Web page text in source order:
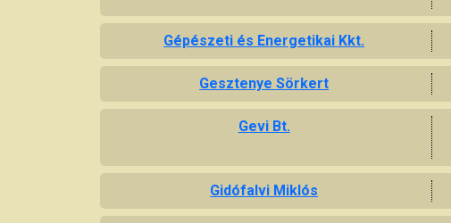
Gépészeti és Energetikai Kkt.
Gesztenye Sörkert
Gevi Bt.
Gidófalvi Miklós